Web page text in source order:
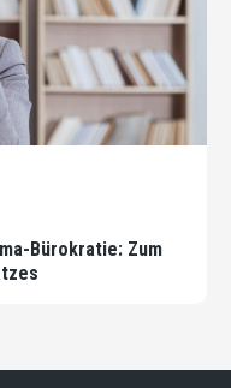
Bürokratie: Zum